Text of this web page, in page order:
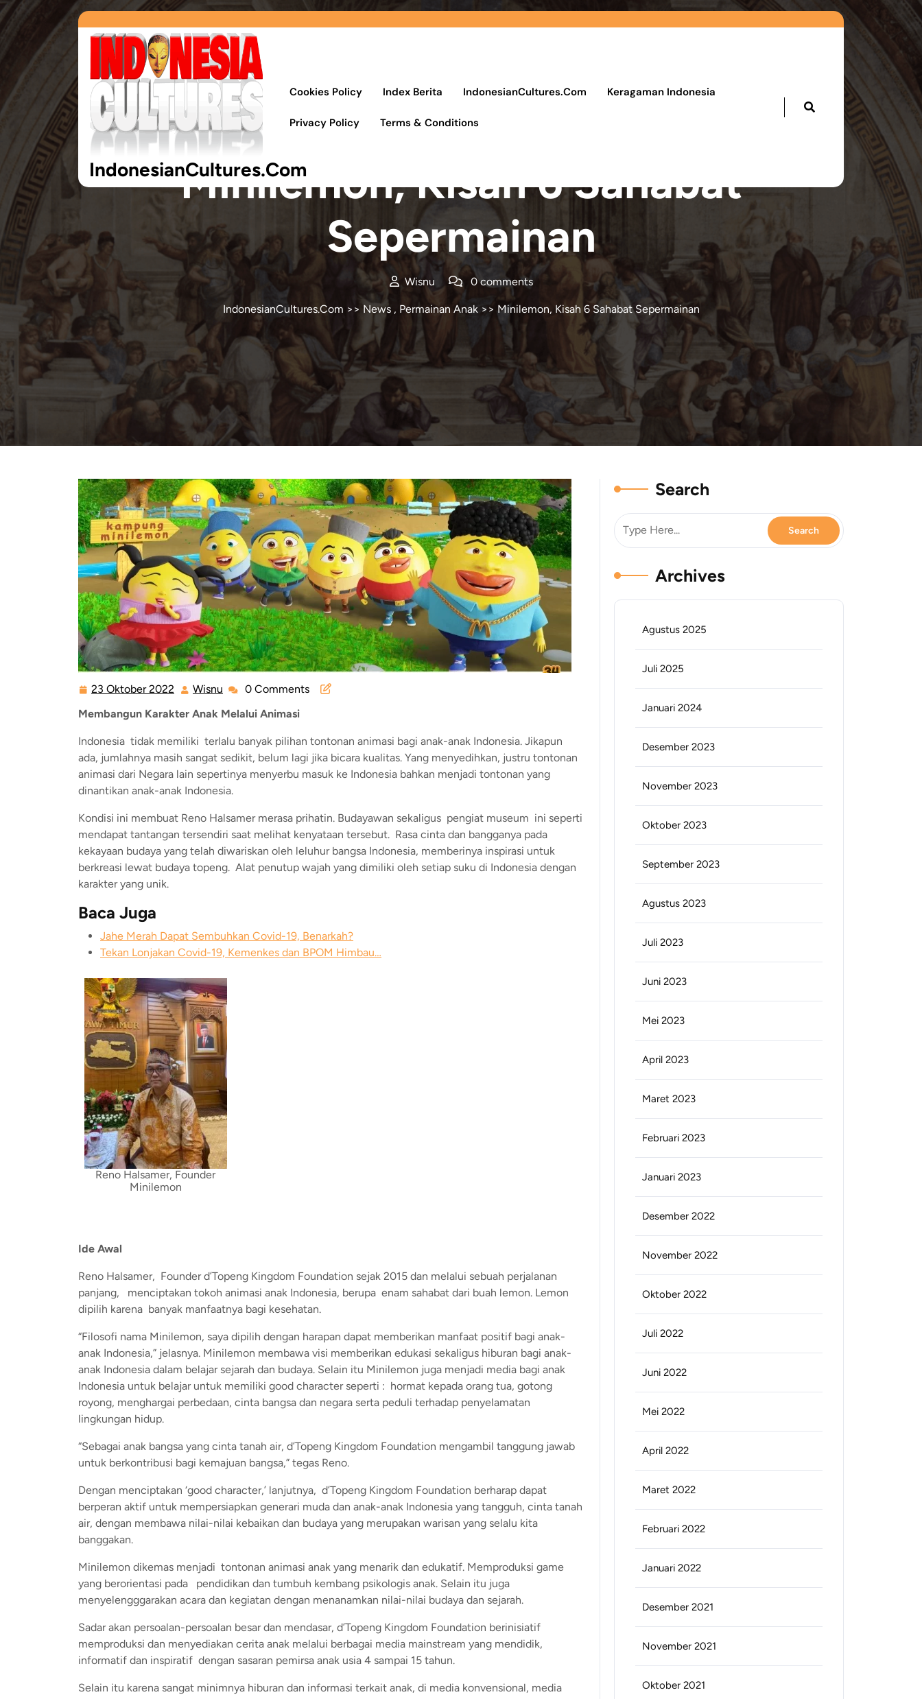
IndonesianCultures.Com
Cookies Policy Index Berita IndonesianCultures.Com Keragaman Indonesia
Privacy Policy Terms & Conditions
Minilemon, Kisah 6 Sahabat
Sepermainan
Wisnu 0 comments
IndonesianCultures.Com >> News, Permainan Anak>> Minilemon, Kisah 6 Sahabat Sepermainan
23 Oktober 2022 Wisnu
0 Comments
Membangun Karakter Anak Melalui Animasi
Indonesia tidak memiliki terlalu banyak pilihan tontonan animasi bagi anak-anak Indonesia. Jikapun
ada, jumlahnya masih sangat sedikit, belum lagi jika bicara kualitas. Yang menyedihkan, justru tontonan
animasi dari Negara lain sepertinya menyerbu masuk ke Indonesia bahkan menjadi tontonan yang
dinantikan anak-anak Indonesia.
Kondisi ini membuat Reno Halsamer merasa prihatin. Budayawan sekaligus pengiat museum ini seperti
mendapat tantangan tersendiri saat melihat kenyataan tersebut. Rasa cinta dan bangganya pada
kekayaan budaya yang telah diwariskan oleh leluhur bangsa Indonesia, memberinya inspirasi untuk
berkreasi lewat budaya topeng. Alat penutup wajah yang dimiliki oleh setiap suku di Indonesia dengan
karakter yang unik.
Baca Juga
Jahe Merah Dapat Sembuhkan Covid-19, Benarkah?
Tekan Lonjakan Covid-19, Kemenkes dan BPOM Himbau…
Reno Halsamer, Founder
Minilemon
Ide Awal
Reno Halsamer, Founder d’Topeng Kingdom Foundation sejak 2015 dan melalui sebuah perjalanan
panjang, menciptakan tokoh animasi anak Indonesia, berupa enam sahabat dari buah lemon. Lemon
dipilih karena banyak manfaatnya bagi kesehatan.
“Filosofi nama Minilemon, saya dipilih dengan harapan dapat memberikan manfaat positif bagi anak-
anak Indonesia,” jelasnya. Minilemon membawa visi memberikan edukasi sekaligus hiburan bagi anak-
anak Indonesia dalam belajar sejarah dan budaya. Selain itu Minilemon juga menjadi media bagi anak
Indonesia untuk belajar untuk memiliki good character seperti : hormat kepada orang tua, gotong
royong, menghargai perbedaan, cinta bangsa dan negara serta peduli terhadap penyelamatan
lingkungan hidup.
“Sebagai anak bangsa yang cinta tanah air, d’Topeng Kingdom Foundation mengambil tanggung jawab
untuk berkontribusi bagi kemajuan bangsa,” tegas Reno.
Dengan menciptakan ‘good character,’ lanjutnya, d’Topeng Kingdom Foundation berharap dapat
berperan aktif untuk mempersiapkan generari muda dan anak-anak Indonesia yang tangguh, cinta tanah
air, dengan membawa nilai-nilai kebaikan dan budaya yang merupakan warisan yang selalu kita
banggakan.
Minilemon dikemas menjadi tontonan animasi anak yang menarik dan edukatif. Memproduksi game
yang berorientasi pada pendidikan dan tumbuh kembang psikologis anak. Selain itu juga
menyelengggarakan acara dan kegiatan dengan menanamkan nilai-nilai budaya dan sejarah.
Sadar akan persoalan-persoalan besar dan mendasar, d’Topeng Kingdom Foundation berinisiatif
memproduksi dan menyediakan cerita anak melalui berbagai media mainstream yang mendidik,
informatif dan inspiratif dengan sasaran pemirsa anak usia 4 sampai 15 tahun.
Selain itu karena sangat minimnya hiburan dan informasi terkait anak, di media konvensional, media
Search
Archives
Agustus 2025
Juli 2025
Januari 2024
Desember 2023
November 2023
Oktober 2023
September 2023
Agustus 2023
Juli 2023
Juni 2023
Mei 2023
April 2023
Maret 2023
Februari 2023
Januari 2023
Desember 2022
November 2022
Oktober 2022
Juli 2022
Juni 2022
Mei 2022
April 2022
Maret 2022
Februari 2022
Januari 2022
Desember 2021
November 2021
Oktober 2021